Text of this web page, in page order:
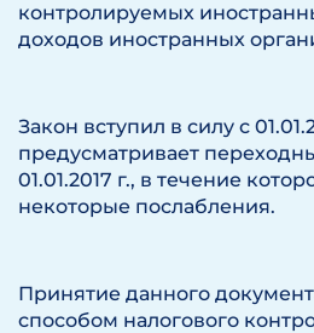
контролируемых
доходов иностранных
Закон вступил в силу с
предусматривает
01.01.2017 г., в течение
некоторые послабления.
Принятие данного
способом налогового